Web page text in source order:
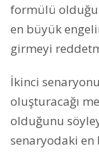
formülü
en büyük
girmeyi
İkinci
oluşturacağı
olduğunu
senaryodaki